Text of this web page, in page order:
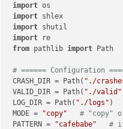
# Avoid
original_filename
        suffix =
while filename in
            suffix +=
1
shutil.copy(path,
print "Corpus
import
import
import
import
from pathlib import Path
# ====== Configuration
CRASH_DIR = Path( "./
VALID_DIR = Path( "./valid"
LOG_DIR = Path( "./logs" )
MODE =
"copy"
# "copy"
PATTERN =
"cafebabe"
# if